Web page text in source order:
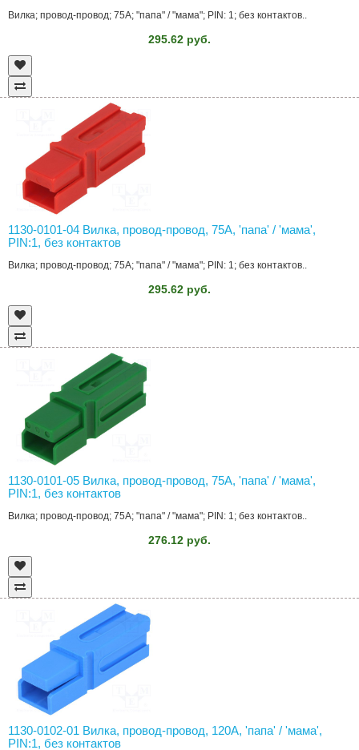
Вилка; провод-провод; 75A; "папа" / "мама"; PIN: 1; без контактов..
295.62 руб.
1130-0101-04 Вилка, провод-провод, 75A, 'папа' / 'мама',
PIN:1, без контактов
Вилка; провод-провод; 75A; "папа" / "мама"; PIN: 1; без контактов..
295.62 руб.
1130-0101-05 Вилка, провод-провод, 75A, 'папа' / 'мама',
PIN:1, без контактов
Вилка; провод-провод; 75A; "папа" / "мама"; PIN: 1; без контактов..
276.12 руб.
1130-0102-01 Вилка, провод-провод, 120A, 'папа' / 'мама',
PIN:1, без контактов